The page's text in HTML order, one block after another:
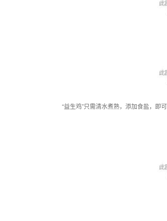
“益生鸡”只需清水煮熟，添加食盐，即